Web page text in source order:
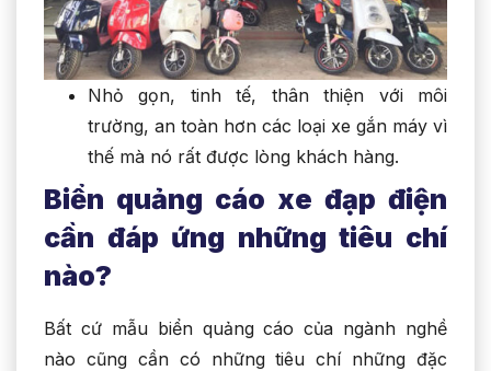
Nhỏ gọn, tinh tế, thân thiện với môi
trường, an toàn hơn các loại xe gắn máy vì
thế mà nó rất được lòng khách hàng.
Biển quảng cáo xe đạp điện
cần đáp ứng những tiêu chí
nào?
Bất cứ mẫu biển quảng cáo của ngành nghề
nào cũng cần có những tiêu chí những đặc